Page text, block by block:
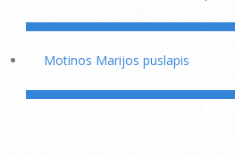
Motinos Marijos puslapis